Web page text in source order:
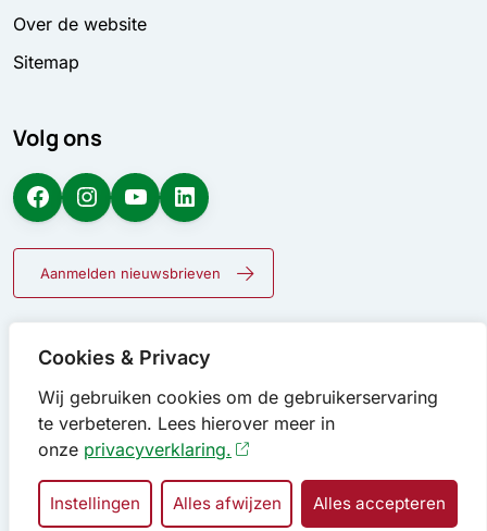
Cookies & Privacy
Wij gebruiken cookies om de gebruikerservaring
te verbeteren. Lees hierover meer in
onze privacyverklaring.
Instellingen Alles afwijzen Alles accepteren
Over de website
Sitemap
Volg ons
Facebook Instagram YouTube LinkedIn
Aanmelden nieuwsbrieven